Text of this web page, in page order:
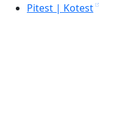
Pitest | Kotest